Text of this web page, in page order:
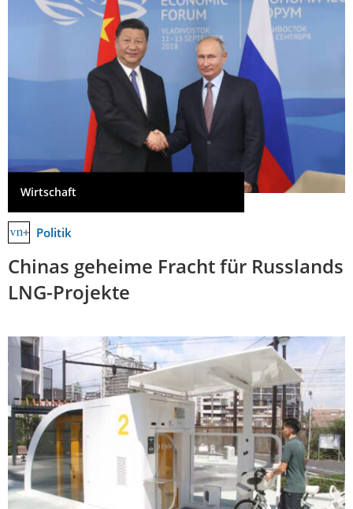
Wirtschaft
Politik
Chinas geheime Fracht für Russlands
LNG-Projekte